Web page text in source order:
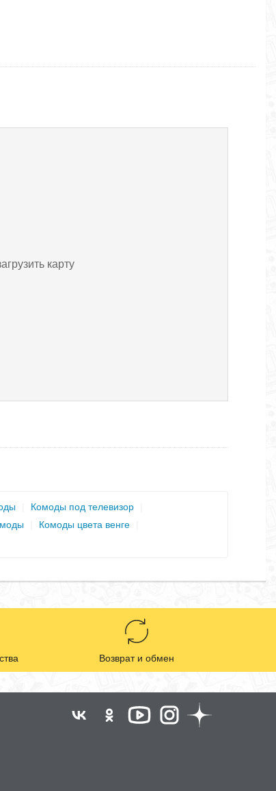
карту
Комоды под телевизор
Комоды цвета венге
Возврат и обмен